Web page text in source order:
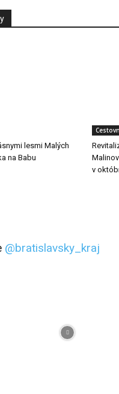
lesmi Malých
na Babu
v
@bratislavsky_kraj